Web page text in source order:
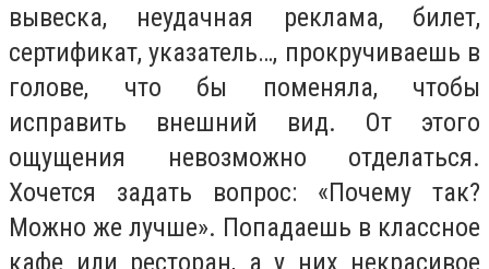
вывеска, неудачная реклама, билет,
сертификат, указатель…, прокручиваешь в
голове, что бы поменяла, чтобы
исправить внешний вид. От этого
ощущения невозможно отделаться.
Хочется задать вопрос: «Почему так?
Можно же лучше». Попадаешь в классное
кафе или ресторан, а у них некрасивое